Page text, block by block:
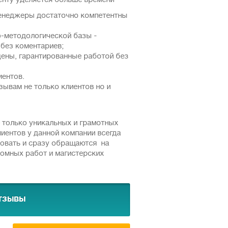
достаточно компетентны
методологической базы -
коментариев;
гарантированные работой без
не только клиентов но и
уникальных и грамотных
у данной компании всегда
и сразу обращаются на
работ и магистерских